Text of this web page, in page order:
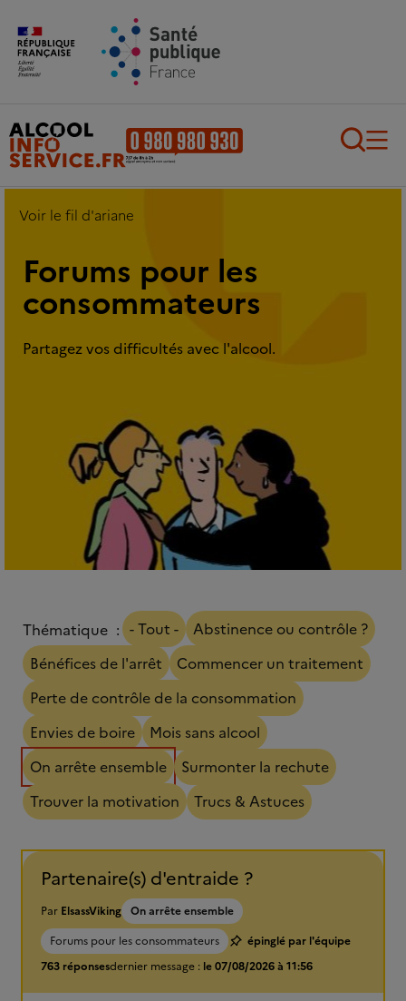
Aller au contenu principal
Voir le fil d'ariane
Forums pour les
consommateurs
Partagez vos difficultés avec l'alcool.
Thématique - Tout -
Abstinence ou contrôle ?
Bénéfices de l'arrêt
Commencer un traitement
Perte de contrôle de la consommation
Envies de boire
Mois sans alcool
On arrête ensemble
Surmonter la rechute
Trouver la motivation
Trucs & Astuces
Partenaire(s) d'entraide ?
Par ElsassViking On arrête ensemble
Forums pour les consommateurs
épinglé par l'équipe
763 réponsesdernier message : le 07/08/2026 à 11:56